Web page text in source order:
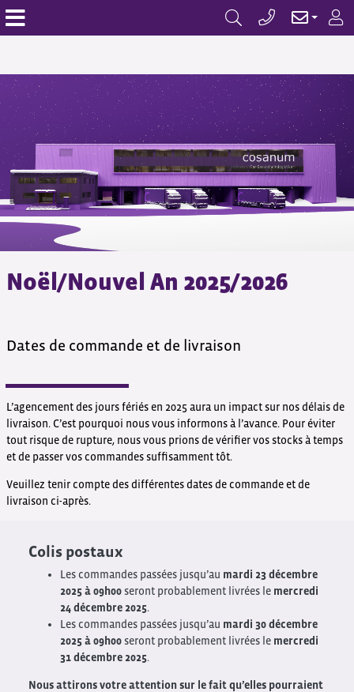
Noël/Nouvel An 2025/2026
Dates de commande et de livraison
L’agencement des jours fériés en 2025 aura un impact sur nos délais de
livraison. C’est pourquoi nous vous informons à l’avance. Pour éviter
tout risque de rupture, nous vous prions de vérifier vos stocks à temps
et de passer vos commandes suffisamment tôt.
Veuillez tenir compte des différentes dates de commande et de
livraison ci-après.
Colis postaux
Les commandes passées jusqu’au mardi 23 décembre
2025 à 09h00 seront probablement livrées le mercredi
24 décembre 2025.
Les commandes passées jusqu’au mardi 30 décembre
2025 à 09h00seront probablement livrées le mercredi
31 décembre 2025.
Nous attirons votre attention sur le fait qu’elles pourraient